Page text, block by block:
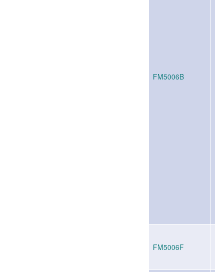
FM5006B
FM5006F